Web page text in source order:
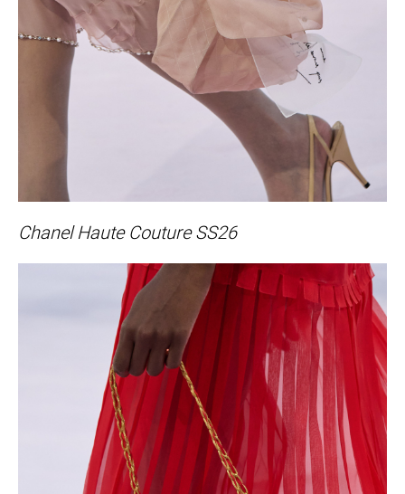
Chanel Haute Couture SS26